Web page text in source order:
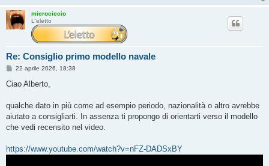
microciccio
L'eletto
Re: Consiglio primo modello navale
M
s
g
i
o
22 aprile 2026, 18:38
Ciao Alberto,
qualche dato in più come ad esempio periodo, nazionalità o altro avrebbe
aiutato a consigliarti. In assenza ti propongo di orientarti verso il modello
che vedi recensito nel video.
https://www.youtube.com/watch?v=nFZ-DADSxBY